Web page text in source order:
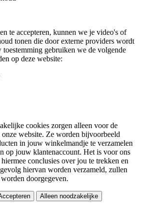
te accepteren, kunnen we je video's of
tonen die door externe providers wordt
toestemming gebruiken we de volgende
op deze website:
cookies zorgen alleen voor de
onze website. Ze worden bijvoorbeeld
in jouw winkelmandje te verzamelen
op jouw klantenaccount. Het is voor ons
conclusies over jou te trekken en
hiervan worden verzameld, zullen
doorgegeven.
Alleen noodzakelijke